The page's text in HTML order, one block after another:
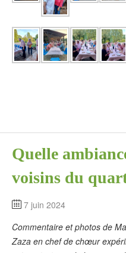
Quelle
voisins du
7 juin 2024
Commentaire et photos de
Zaza en chef de chœur